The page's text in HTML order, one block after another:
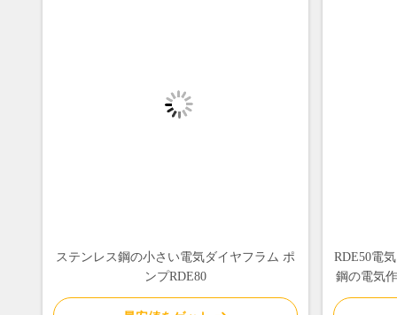
ステンレス鋼の小さい電気ダイヤフラム ポ
ンプRDE80
RDE50電
鋼の電気